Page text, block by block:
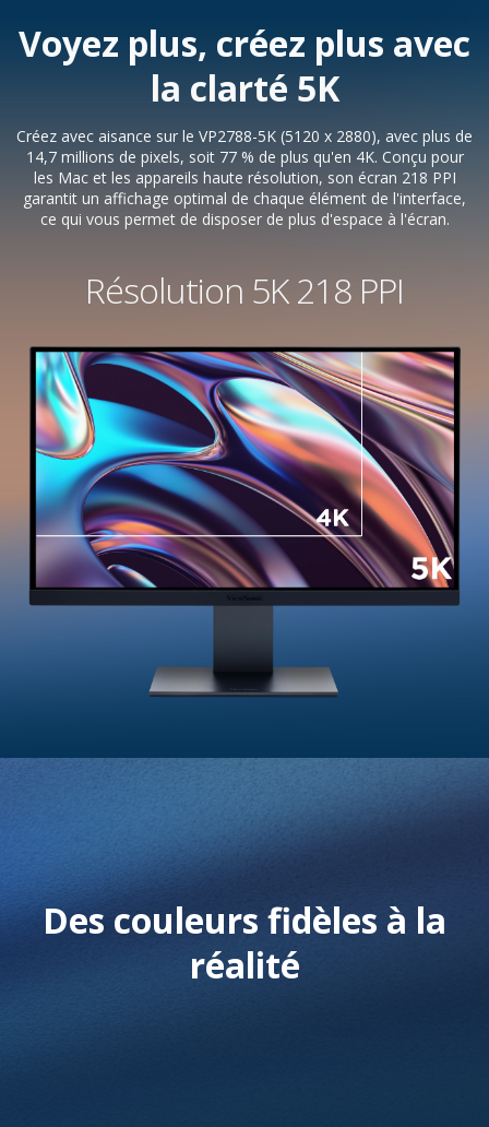
Voyez plus, créez plus avec
la clarté 5K
Créez avec aisance sur le VP2788-5K (5120 x 2880), avec plus de
14,7 millions de pixels, soit 77 % de plus qu'en 4K. Conçu pour
les Mac et les appareils haute résolution, son écran 218 PPI
garantit un affichage optimal de chaque élément de l'interface,
ce qui vous permet de disposer de plus d'espace à l'écran.
Résolution 5K 218 PPI
Des couleurs fidèles à la
réalité